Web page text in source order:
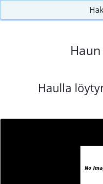
Haulla